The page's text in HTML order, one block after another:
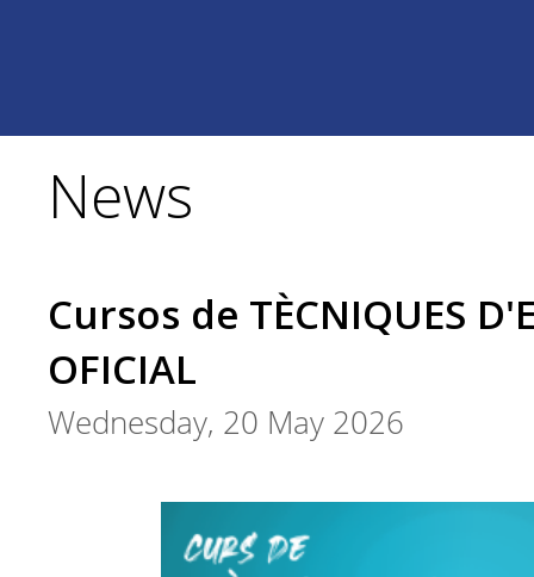
News
Cursos de TÈCNIQUES
OFICIAL
Wednesday, 20 May 2026